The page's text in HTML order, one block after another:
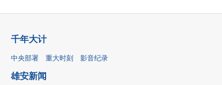
千年大计
中央部署 重大时刻 影音纪录
雄安新闻